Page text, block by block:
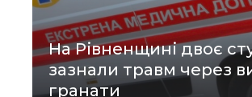
На Рівненщині двоє
зазнали травм через
гранати